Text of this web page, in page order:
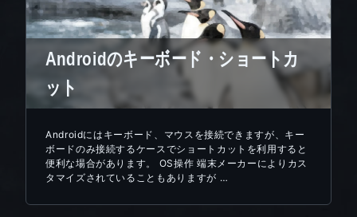
Androidのキーボード・ショートカ
ット
Androidにはキーボード、マウスを接続できますが、キー
ボードのみ接続するケースでショートカットを利用すると
便利な場合があります。 OS操作 端末メーカーによりカス
タマイズされていることもありますが …